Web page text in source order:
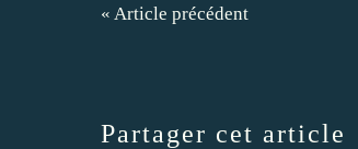
« Article précédent
Partager cet article